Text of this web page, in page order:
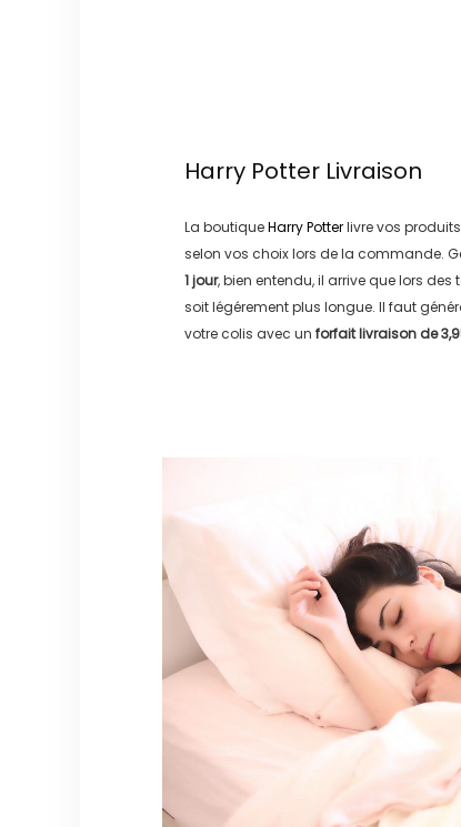
Harry PotterLivraison
La boutiqueHarry Potterlivre vos
selon vos choix lors de la commande.
1 jour, bien entendu, il arrive que lors
soit légérement plus longue. Il faut
votre colis avec un forfait livraison de